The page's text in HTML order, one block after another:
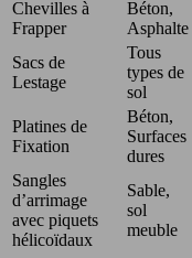
Chevilles à
Frapper
Béton,
Asphalte
Sacs de
Lestage
Tous
types de
sol
Platines de
Fixation
Béton,
Surfaces
dures
Sangles
d’arrimage
avec piquets
hélicoïdaux
Sable,
sol
meuble